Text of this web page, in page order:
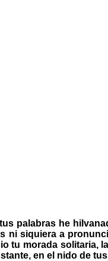
palabras he
ni siquiera a
tu morada solitaria,
en el nido de